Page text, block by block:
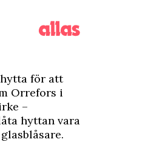
hytta för att
Orrefors i
–
hyttan vara